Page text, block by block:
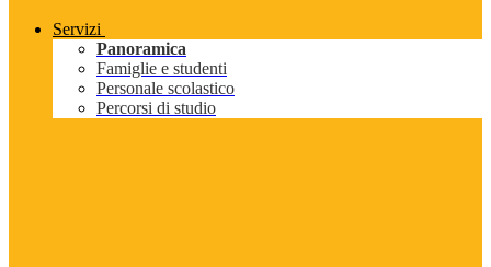
Servizi
Panoramica
Famiglie e studenti
Personale scolastico
Percorsi di studio